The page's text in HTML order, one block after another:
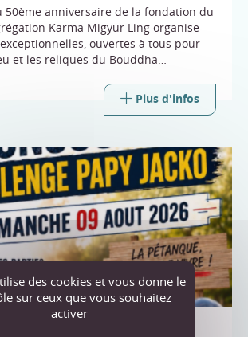
50ème anniversaire de la fondation du
Karma Migyur Ling organise
ouvertes à tous pour
et les reliques du Bouddha
Plus d'infos
des cookies et vous donne le
sur ceux que vous souhaitez
activer